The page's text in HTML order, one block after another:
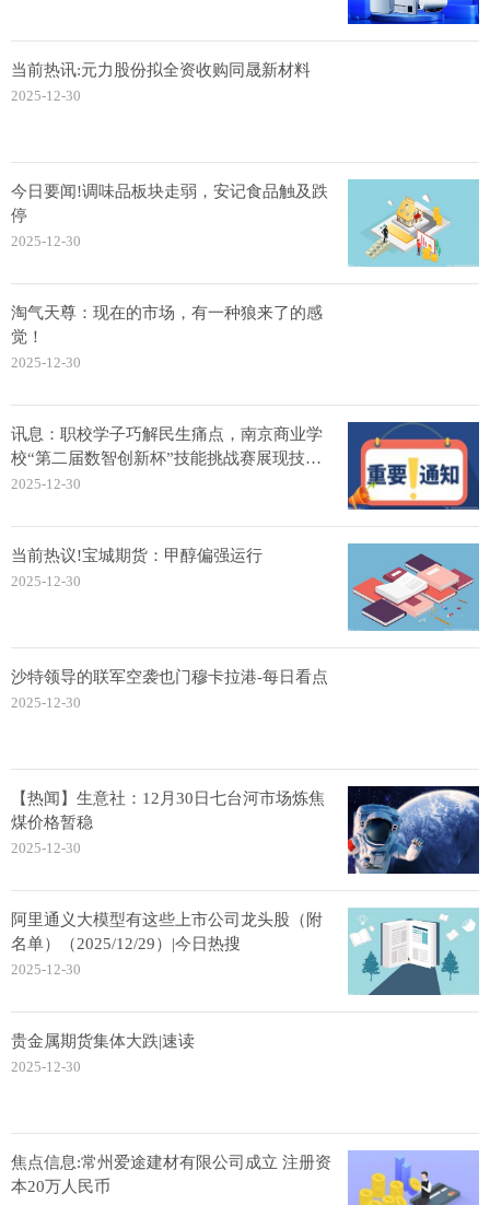
当前热讯:元力股份拟全资收购同晟新材料
2025-12-30
今日要闻!调味品板块走弱，安记食品触及跌
停
2025-12-30
淘气天尊：现在的市场，有一种狼来了的感
觉！
2025-12-30
讯息：职校学子巧解民生痛点，南京商业学
校“第二届数智创新杯”技能挑战赛展现技术
温度
2025-12-30
当前热议!宝城期货：甲醇偏强运行
2025-12-30
沙特领导的联军空袭也门穆卡拉港-每日看点
2025-12-30
【热闻】生意社：12月30日七台河市场炼焦
煤价格暂稳
2025-12-30
阿里通义大模型有这些上市公司龙头股（附
名单）（2025/12/29）|今日热搜
2025-12-30
贵金属期货集体大跌|速读
2025-12-30
焦点信息:常州爱途建材有限公司成立 注册资
本20万人民币